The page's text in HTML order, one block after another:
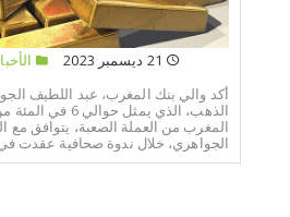
أكد والي بنك المغرب، عبد اللطيف
الذهب، الذي يمثل
المغرب من العملة الصعبة، يتوافق مع
الجواهري، خلال ندوة صحافية عقدت